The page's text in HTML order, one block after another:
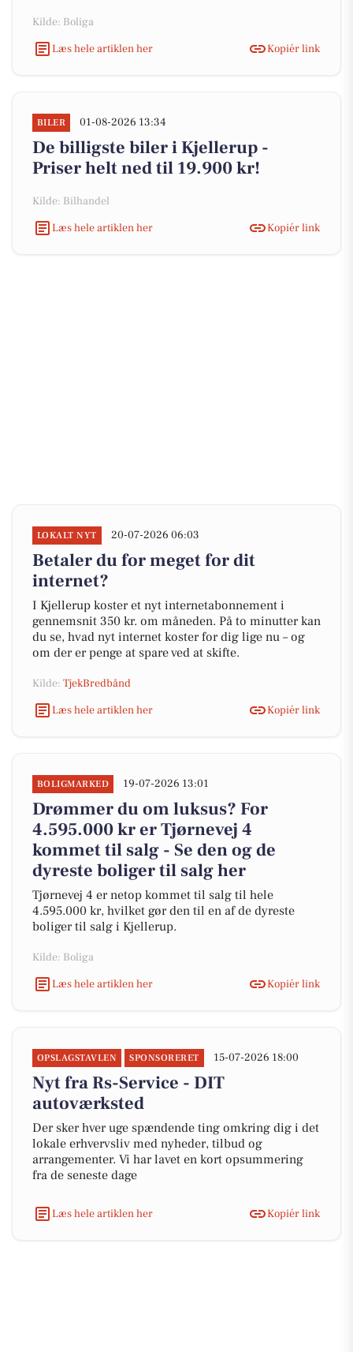
Kilde: Boliga
Læs hele artiklen her
Kopiér link
BILER 01-08-2026 13:34
De billigste biler i Kjellerup -
Priser helt ned til 19.900 kr!
Kilde: Bilhandel
Læs hele artiklen her
Kopiér link
LOKALT NYT 20-07-2026 06:03
Betaler du for meget for dit
internet?
I Kjellerup koster et nyt internetabonnement i
gennemsnit 350 kr. om måneden. På to minutter kan
du se, hvad nyt internet koster for dig lige nu – og
om der er penge at spare ved at skifte.
Kilde: TjekBredbånd
Læs hele artiklen her
Kopiér link
BOLIGMARKED 19-07-2026 13:01
Drømmer du om luksus? For
4.595.000 kr er Tjørnevej 4
kommet til salg - Se den og de
dyreste boliger til salg her
Tjørnevej 4 er netop kommet til salg til hele
4.595.000 kr, hvilket gør den til en af de dyreste
boliger til salg i Kjellerup.
Kilde: Boliga
Læs hele artiklen her
Kopiér link
OPSLAGSTAVLEN SPONSORERET 15-07-2026 18:00
Nyt fra Rs-Service - DIT
autoværksted
Der sker hver uge spændende ting omkring dig i det
lokale erhvervsliv med nyheder, tilbud og
arrangementer. Vi har lavet en kort opsummering
fra de seneste dage
Læs hele artiklen her Kopiér link